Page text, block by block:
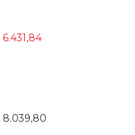
6.431,84
8.039,80